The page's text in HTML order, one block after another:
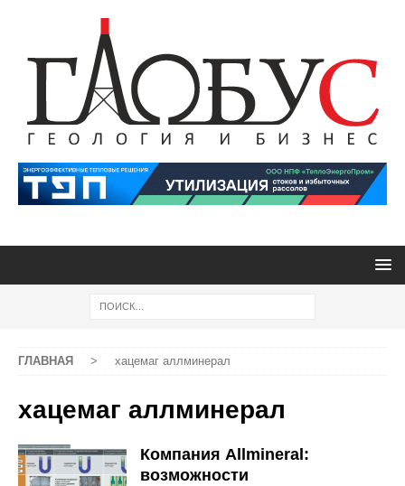
ГЛАВНАЯ > хацемаг аллминерал
хацемаг аллминерал
Компания Allmineral:
возможности